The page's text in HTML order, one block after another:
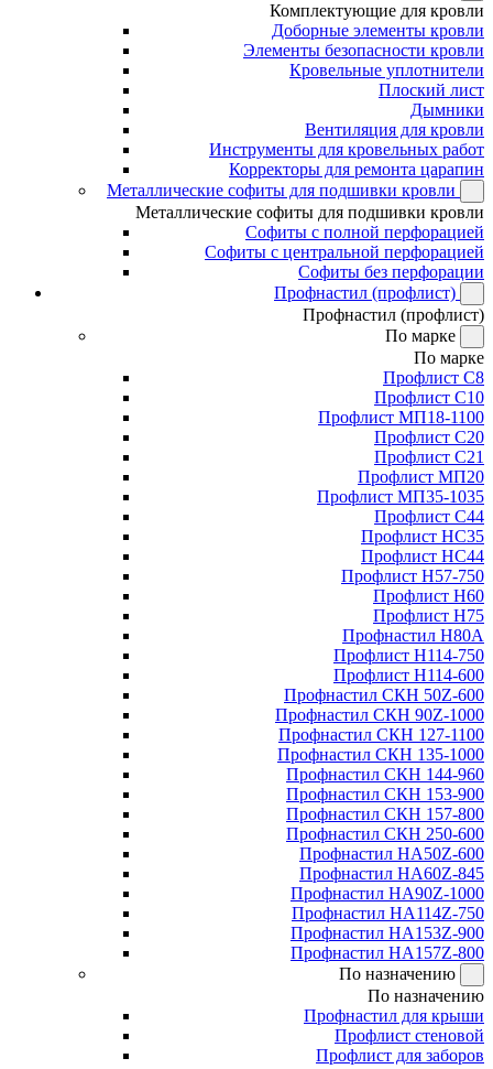
Комплектующие для кровли
Доборные элементы кровли
Элементы безопасности кровли
Кровельные уплотнители
Плоский лист
Дымники
Вентиляция для кровли
Инструменты для кровельных работ
Корректоры для ремонта царапин
Металлические софиты для подшивки кровли
Металлические софиты для подшивки кровли
Софиты с полной перфорацией
Софиты с центральной перфорацией
Софиты без перфорации
Профнастил (профлист)
Профнастил (профлист)
По марке
По марке
Профлист С8
Профлист С10
Профлист МП18-1100
Профлист С20
Профлист С21
Профлист МП20
Профлист МП35-1035
Профлист С44
Профлист НС35
Профлист НС44
Профлист Н57-750
Профлист Н60
Профлист Н75
Профнастил Н80А
Профлист Н114-750
Профлист Н114-600
Профнастил СКН 50Z-600
Профнастил СКН 90Z-1000
Профнастил СКН 127-1100
Профнастил СКН 135-1000
Профнастил СКН 144-960
Профнастил СКН 153-900
Профнастил СКН 157-800
Профнастил СКН 250-600
Профнастил НА50Z-600
Профнастил НА60Z-845
Профнастил НА90Z-1000
Профнастил НА114Z-750
Профнастил НА153Z-900
Профнастил НА157Z-800
По назначению
По назначению
Профнастил для крыши
Профлист стеновой
Профлист для заборов